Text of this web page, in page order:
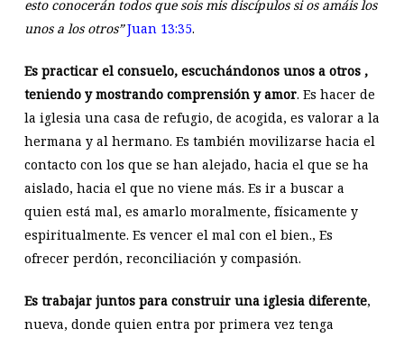
esto conocerán todos que sois mis discípulos si os amáis los
unos a los otros” Juan 13:35.
Es practicar el consuelo, escuchándonos unos a otros ,
teniendo y mostrando comprensión y amor. Es hacer de
la iglesia una casa de refugio, de acogida, es valorar a la
hermana y al hermano. Es también movilizarse hacia el
contacto con los que se han alejado, hacia el que se ha
aislado, hacia el que no viene más. Es ir a buscar a
quien está mal, es amarlo moralmente, físicamente y
espiritualmente. Es vencer el mal con el bien., Es
ofrecer perdón, reconciliación y compasión.
Es trabajar juntos para construir una iglesia diferente,
nueva, donde quien entra por primera vez tenga